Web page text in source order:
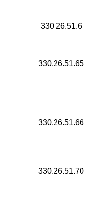
330.26.51.6
330.26.51.65
330.26.51.66
330.26.51.70